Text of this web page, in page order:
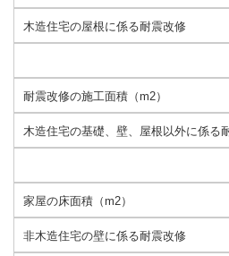
木造住宅の屋根に係る耐震改修
耐震改修の施工面積（m2）
木造住宅の基礎、壁、屋根以外に係る
家屋の床面積（m2）
非木造住宅の壁に係る耐震改修